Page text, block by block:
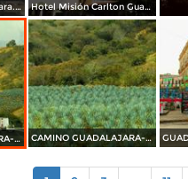
Condominio Guadalajara. Marzo/2016 Hotel Misión Carlton Guadalajara. Marzo/2016
CAMINO GUADALAJARA---PUERTO VALLARTA 2014 CAMINO GUADALAJARA---PUERTO VALLARTA 2014